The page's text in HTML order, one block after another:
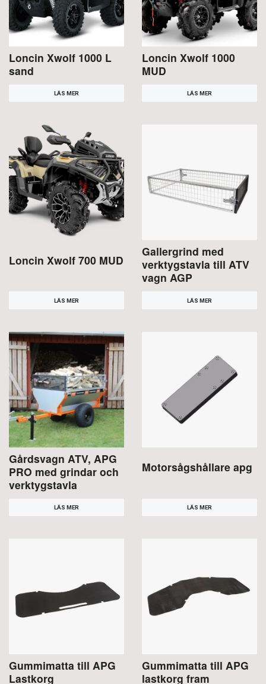
Loncin Xwolf 1000 L
sand
LÄS MER
Loncin Xwolf 1000
MUD
LÄS MER
Loncin Xwolf 700 MUD
LÄS MER
Gallergrind med
verktygstavla till ATV
vagn AGP
LÄS MER
Gårdsvagn ATV, APG
PRO med grindar och
verktygstavla
LÄS MER
Motorsågshållare apg
LÄS MER
Gummimatta till APG
Lastkorg
Gummimatta till APG
lastkorg fram